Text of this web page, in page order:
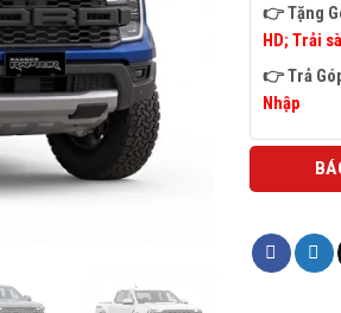
👉 Tặng
HD; Trải
👉Trả
Nhập